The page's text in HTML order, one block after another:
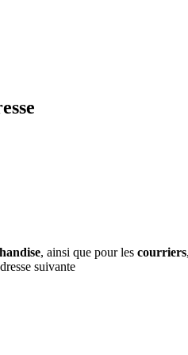
, ainsi que pour les courriers
suivante